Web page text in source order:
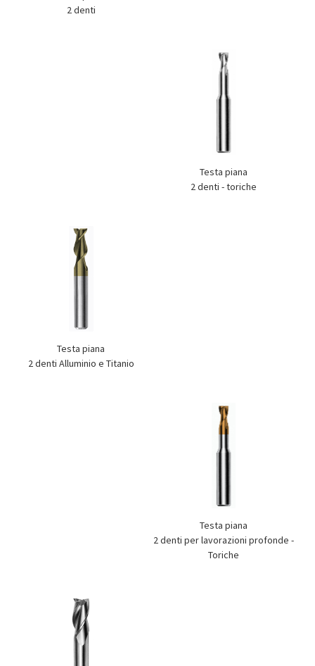
2 denti
Testa piana
2 denti - toriche
Testa piana
2 denti Alluminio e Titanio
Testa piana
2 denti per lavorazioni profonde -
Toriche